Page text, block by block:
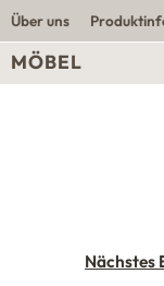
Über uns
MÖBEL
Nächstes